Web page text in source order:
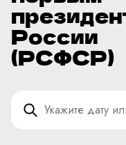
России
(РСФСР)